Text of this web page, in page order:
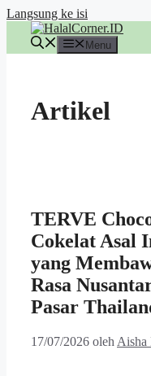
Langsung ke isi
Menu
Artikel
TERVE
Cokelat Asal
yang
Rasa
Pasar
17/07/2026 oleh Aisha